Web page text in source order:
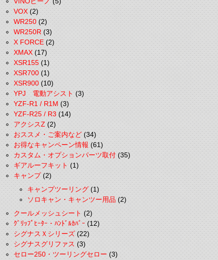
VOX(2)
WR250(2)
WR250R(3)
X FORCE(2)
XMAX(17)
XSR155(1)
XSR700(1)
XSR900(10)
YPJ 電動アシスト(3)
YZF-R1 / R1M(3)
YZF-R25 / R3(14)
アクシスZ(2)
おススメ・ご案内など(34)
お得なキャンペーン情報(61)
カスタム・オプションパーツ取付(35)
ギアルーフキット(1)
キャンプ(2)
キャンプツーリング(1)
ソロキャン・キャンツー用品(2)
クールメッシュシート(2)
ｸﾞﾘｯﾌﾟﾋｰﾀｰ・ﾊﾝﾄﾞﾙｶﾊﾞｰ(12)
シグナスＸシリーズ(22)
シグナスグリファス(3)
セロー250・ツーリングセロー(3)